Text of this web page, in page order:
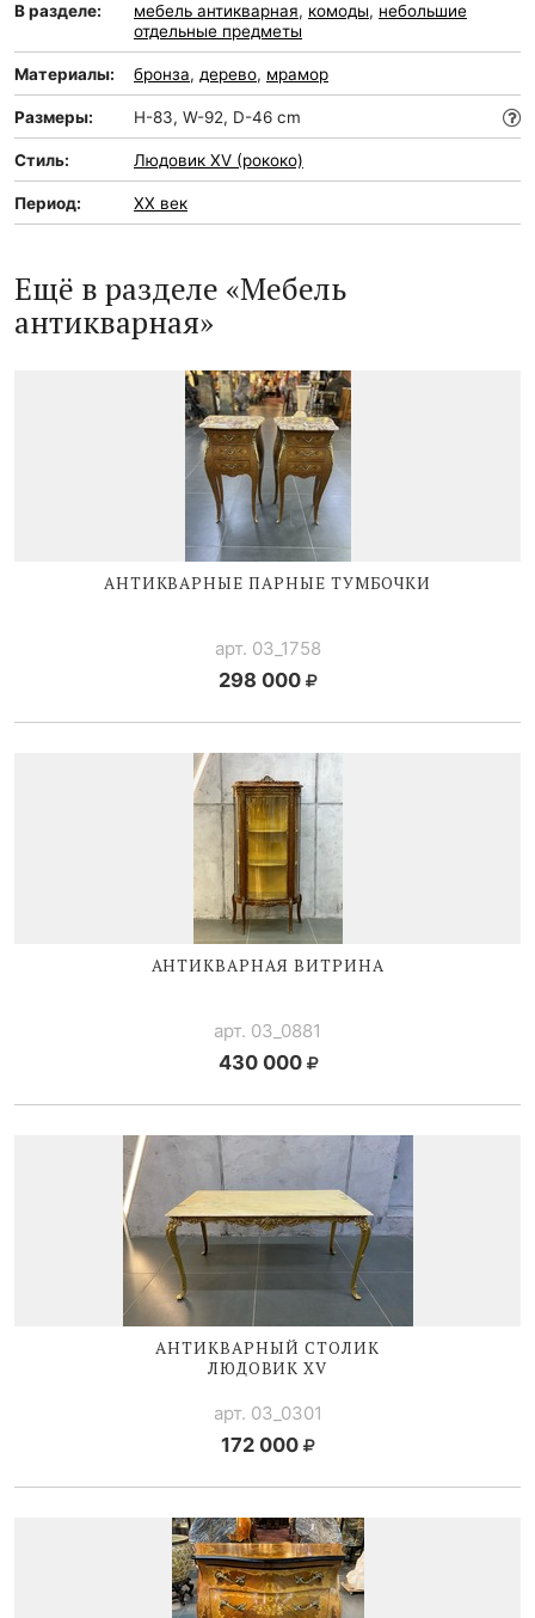
В разделе: мебель антикварная, комоды, небольшие
отдельные предметы
Материалы: бронза, дерево, мрамор
Размеры: H-83, W-92, D-46 cm
Стиль: Людовик XV (рококо)
Период: XX век
Ещё в разделе «Мебель
антикварная»
АНТИКВАРНЫЕ ПАРНЫЕ ТУМБОЧКИ
арт. 03_1758
298 000
АНТИКВАРНАЯ ВИТРИНА
арт. 03_0881
430 000
АНТИКВАРНЫЙ СТОЛИК
ЛЮДОВИК XV
арт. 03_0301
172 000